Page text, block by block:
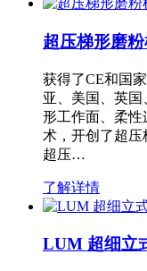
超压梯形磨
获得了CE和国
亚、美国、英
形工作面、柔
术，开创了超压
超压…
了解详情
LUM 超细立